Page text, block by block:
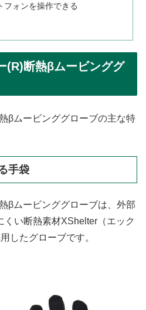
フォンを操作できる
(R)断熱βムービンググ
βムービンググローブの主な特
手袋
βムービンググローブは、外部
い断熱素材XShelter（エック
したグローブです。